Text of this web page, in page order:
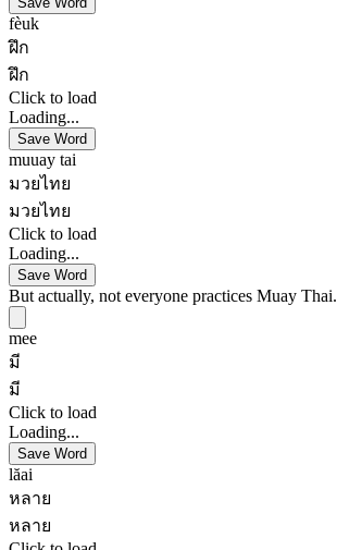
fèuk
ฝึก
ฝึก
Click to load
Loading...
Save Word
muuay tai
มวยไทย
มวยไทย
Click to load
Loading...
Save Word
But actually, not everyone practices Muay Thai.
mee
มี
มี
Click to load
Loading...
Save Word
lăai
หลาย
หลาย